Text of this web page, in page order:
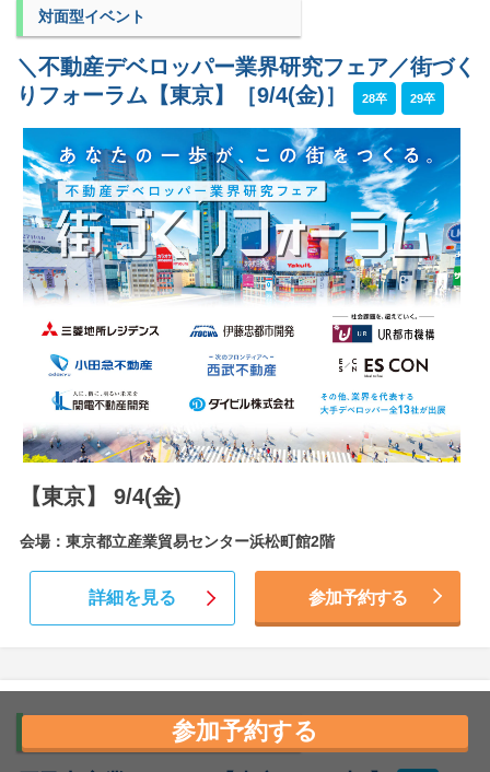
対面型イベント
＼不動産デベロッパー業界研究フェア／街づく
りフォーラム【東京】［9/4(金)］
28卒 29卒
【東京】 9/4(金)
会場：東京都立産業貿易センター浜松町館2階
詳細を見る 参加予約する
参加予約する